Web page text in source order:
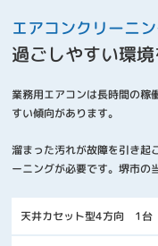
エアコンクリーニ
過ごしやすい環
業務用エアコンは長時間の稼
すい傾向があります。
溜まった汚れが故障を引き起
ーニングが必要です。堺市の
天井カセット型4方向 1台